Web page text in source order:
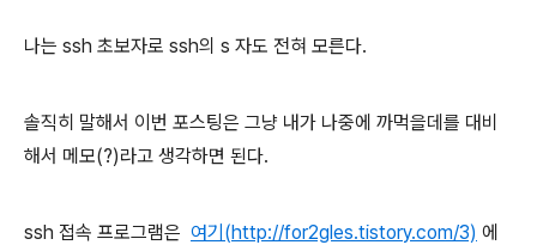
나는 ssh 초보자로 ssh의 s 자도 전혀 모른다.
솔직히 말해서 이번 포스팅은 그냥 내가 나중에 까먹을데를 대비
해서 메모(?)라고 생각하면 된다.
ssh 접속 프로그램은 여기(http://for2gles.tistory.com/3) 에